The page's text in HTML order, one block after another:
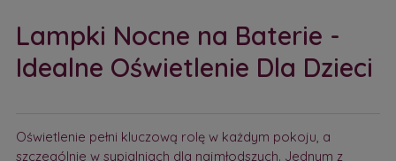
Lampki Nocne na Baterie -
Idealne Oświetlenie Dla Dzieci
Oświetlenie pełni kluczową rolę w każdym pokoju, a
szczególnie w sypialniach dla najmłodszych. Jednym z